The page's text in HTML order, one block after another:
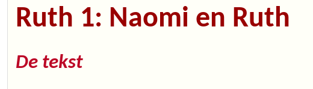
Ruth 1: Naomi en Ruth
De tekst